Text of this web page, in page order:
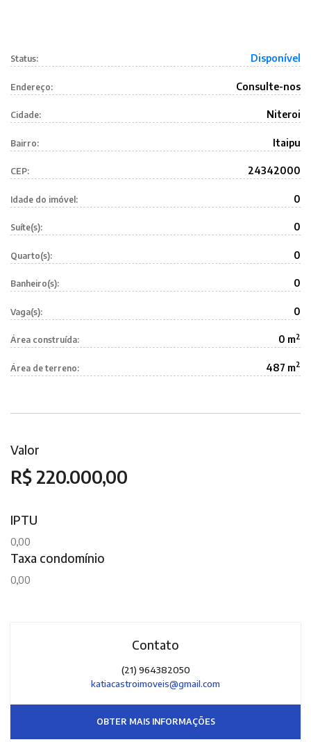
Status: Disponível
Endereço: Consulte-nos
Cidade: Niteroi
Bairro: Itaipu
CEP: 24342000
Idade do imóvel: 0
Suíte(s): 0
Quarto(s): 0
Banheiro(s): 0
Vaga(s): 0
Área construída: 0 m2
Área de terreno: 487 m2
Valor
R$ 220.000,00
IPTU
0,00
Taxa condomínio
0,00
Contato
(21) 964382050
katiacastroimoveis@gmail.com
OBTER MAIS INFORMAÇÕES